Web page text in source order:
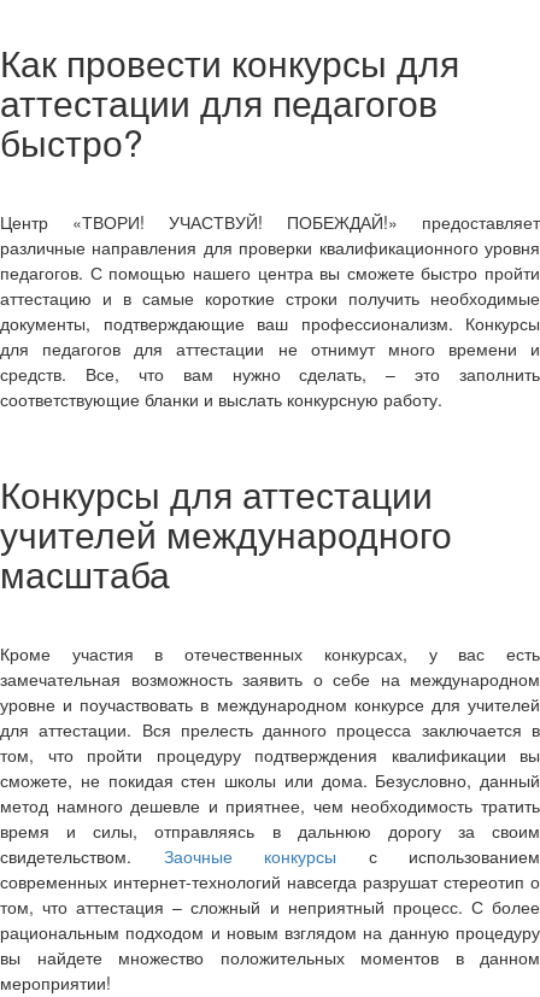
Как провести конкурсы для
аттестации для педагогов
быстро?
Центр «ТВОРИ! УЧАСТВУЙ! ПОБЕЖДАЙ!» предоставляет
различные направления для проверки квалификационного уровня
педагогов. С помощью нашего центра вы сможете быстро пройти
аттестацию и в самые короткие строки получить необходимые
документы, подтверждающие ваш профессионализм. Конкурсы
для педагогов для аттестации не отнимут много времени и
средств. Все, что вам нужно сделать, – это заполнить
соответствующие бланки и выслать конкурсную работу.
Конкурсы для аттестации
учителей международного
масштаба
Кроме участия в отечественных конкурсах, у вас есть
замечательная возможность заявить о себе на международном
уровне и поучаствовать в международном конкурсе для учителей
для аттестации. Вся прелесть данного процесса заключается в
том, что пройти процедуру подтверждения квалификации вы
сможете, не покидая стен школы или дома. Безусловно, данный
метод намного дешевле и приятнее, чем необходимость тратить
время и силы, отправляясь в дальнюю дорогу за своим
свидетельством. Заочные конкурсы с использованием
современных интернет-технологий навсегда разрушат стереотип о
том, что аттестация – сложный и неприятный процесс. С более
рациональным подходом и новым взглядом на данную процедуру
вы найдете множество положительных моментов в данном
мероприятии!